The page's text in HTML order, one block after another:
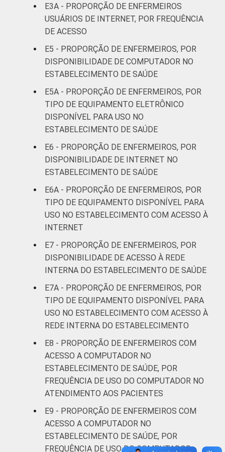
LOCALIZAÇÃO Capital 87
Base: 312.517 enfermeiros. Dados
coletados entre novembro de 2015 e junho
de 2016.
E3A - PROPORÇÃO DE ENFERMEIROS
USUÁRIOS DE INTERNET, POR FREQUÊNCIA
DE ACESSO
E5 - PROPORÇÃO DE ENFERMEIROS, POR
DISPONIBILIDADE DE COMPUTADOR NO
ESTABELECIMENTO DE SAÚDE
E5A - PROPORÇÃO DE ENFERMEIROS, POR
TIPO DE EQUIPAMENTO ELETRÔNICO
DISPONÍVEL PARA USO NO
ESTABELECIMENTO DE SAÚDE
E6 - PROPORÇÃO DE ENFERMEIROS, POR
DISPONIBILIDADE DE INTERNET NO
ESTABELECIMENTO DE SAÚDE
E6A - PROPORÇÃO DE ENFERMEIROS, POR
TIPO DE EQUIPAMENTO DISPONÍVEL PARA
USO NO ESTABELECIMENTO COM ACESSO À
INTERNET
E7 - PROPORÇÃO DE ENFERMEIROS, POR
DISPONIBILIDADE DE ACESSO À REDE
INTERNA DO ESTABELECIMENTO DE SAÚDE
E7A - PROPORÇÃO DE ENFERMEIROS, POR
TIPO DE EQUIPAMENTO DISPONÍVEL PARA
USO NO ESTABELECIMENTO COM ACESSO À
REDE INTERNA DO ESTABELECIMENTO
E8 - PROPORÇÃO DE ENFERMEIROS COM
ACESSO A COMPUTADOR NO
ESTABELECIMENTO DE SAÚDE, POR
FREQUÊNCIA DE USO DO COMPUTADOR NO
ATENDIMENTO AOS PACIENTES
E9 - PROPORÇÃO DE ENFERMEIROS COM
ACESSO A COMPUTADOR NO
ESTABELECIMENTO DE SAÚDE, POR
FREQUÊNCIA DE USO DO COMPUTADOR